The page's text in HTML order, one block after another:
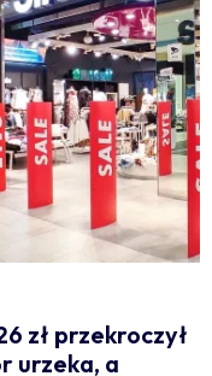
zł przekroczył
urzeka, a